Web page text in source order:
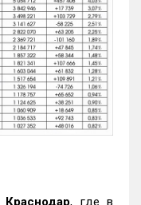
Краснодар, где в